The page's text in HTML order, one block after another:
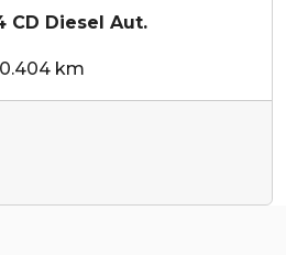
CD Diesel Aut.
km